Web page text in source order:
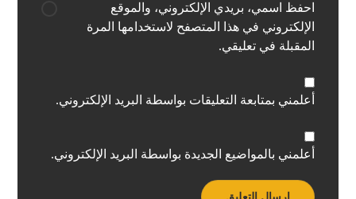
احفظ اسمي، بريدي الإلكتروني، والموقع
الإلكتروني في هذا المتصفح لاستخدامها المرة
المقبلة في تعليقي.
أعلمني بمتابعة التعليقات بواسطة البريد الإلكتروني.
أعلمني بالمواضيع الجديدة بواسطة البريد الإلكتروني.